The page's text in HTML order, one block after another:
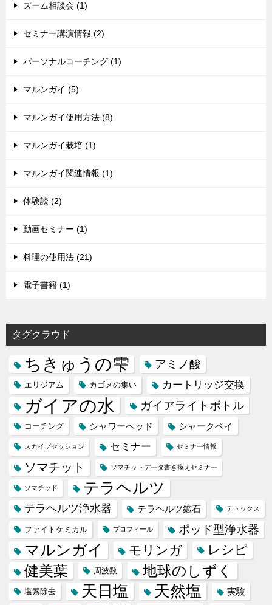
ズーム相談会 (1)
セミナー講演情報 (2)
パーソナルコーチング (1)
マルンガイ (5)
マルンガイ使用方法 (8)
マルンガイ栽培 (1)
マルンガイ関連情報 (1)
体験談 (2)
動画セミナー (1)
料理の使用法 (21)
電子書籍 (1)
タグクラウド
ちきゅうの雫 アミノ酸
エリジアム カゴメの集い カートリッジ交換
ガイアの水 ガイアライトボトル
コーチング シャワーヘッド シャークベイ
スカイプセッション セミナー セミナー情報
ソマチット ソマチットデータ書き換えセミナー
ソマチッド テラヘルツ
テラヘルツ浄水器 テラヘルツ鉱石 デトックス
ファイトケミカル プロフィール ポッド型浄水器
マルンガイ モリンガ レシピ
健美葉 周波数 地球のしずく
塩素除去 天日塩 天然塩 実験